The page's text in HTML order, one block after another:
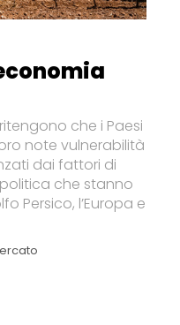
che i Paesi
note vulnerabilità
dai fattori di
che stanno
Persico, l’Europa e